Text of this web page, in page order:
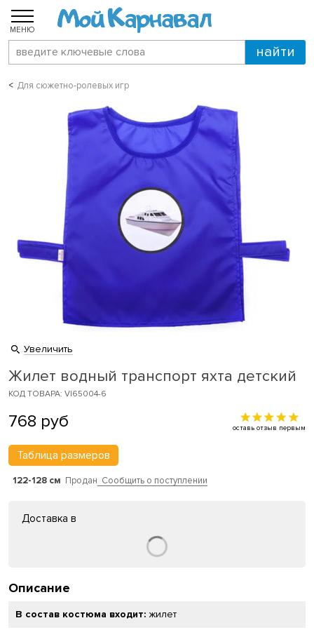
МЕНЮ
Для сюжетно-ролевых игр
Увеличить
Жилет водный транспорт яхта детский
КОД ТОВАРА: VI65004-6
768 руб оставь отзыв первым
Таблица размеров
122-128 см Продан Сообщить о поступлении
Доставка в
Описание
В состав костюма входит: жилет